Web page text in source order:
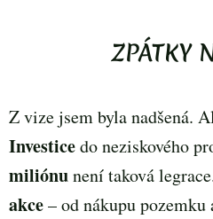
ZPÁTKY
Z vize jsem byla nadšená.
Investicedo neziskového
miliónunení taková
akce– od nákupu